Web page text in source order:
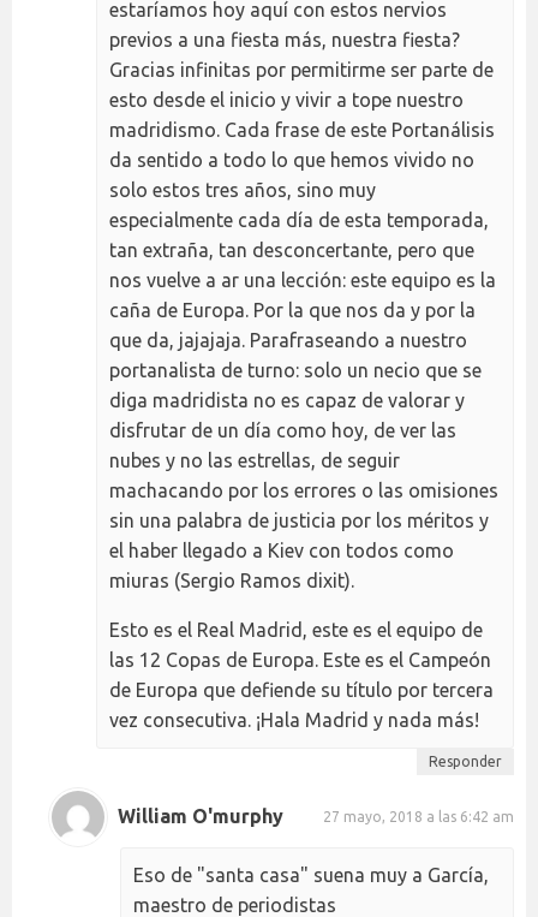
estaríamos hoy aquí con estos nervios
previos a una fiesta más, nuestra fiesta?
Gracias infinitas por permitirme ser parte de
esto desde el inicio y vivir a tope nuestro
madridismo. Cada frase de este Portanálisis
da sentido a todo lo que hemos vivido no
solo estos tres años, sino muy
especialmente cada día de esta temporada,
tan extraña, tan desconcertante, pero que
nos vuelve a ar una lección: este equipo es la
caña de Europa. Por la que nos da y por la
que da, jajajaja. Parafraseando a nuestro
portanalista de turno: solo un necio que se
diga madridista no es capaz de valorar y
disfrutar de un día como hoy, de ver las
nubes y no las estrellas, de seguir
machacando por los errores o las omisiones
sin una palabra de justicia por los méritos y
el haber llegado a Kiev con todos como
miuras (Sergio Ramos dixit).
Esto es el Real Madrid, este es el equipo de
las 12 Copas de Europa. Este es el Campeón
de Europa que defiende su título por tercera
vez consecutiva. ¡Hala Madrid y nada más!
Responder
William O'murphy 27 mayo, 2018 a las 6:42 am
Eso de "santa casa" suena muy a García,
maestro de periodistas